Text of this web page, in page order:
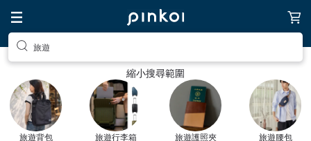
旅遊
縮小搜尋範圍
旅遊背包 旅遊行李箱 旅遊護照夾 旅遊腰包